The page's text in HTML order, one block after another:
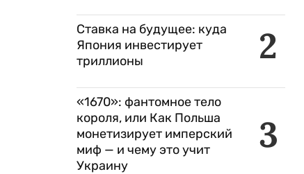
2
Ставка на будущее: куда
Япония инвестирует
триллионы
3
«1670»: фантомное тело
короля, или Как Польша
монетизирует имперский
миф — и чему это учит
Украину